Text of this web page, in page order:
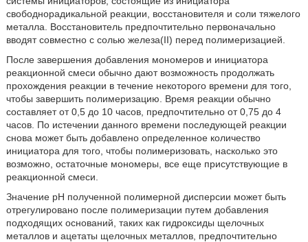
свободнорадикальной реакции, восстановителя и соли тяжелого
металла. Восстановитель предпочтительно первоначально
вводят совместно с солью железа(II) перед полимеризацией.
После завершения добавления мономеров и инициатора
реакционной смеси обычно дают возможность продолжать
прохождения реакции в течение некоторого времени для того,
чтобы завершить полимеризацию. Время реакции обычно
составляет от 0,5 до 10 часов, предпочтительно от 0,75 до 4
часов. По истечении данного времени последующей реакции
снова может быть добавлено определенное количество
инициатора для того, чтобы полимеризовать, насколько это
возможно, остаточные мономеры, все еще присутствующие в
реакционной смеси.
Значение pH полученной полимерной дисперсии может быть
отрегулировано после полимеризации путем добавления
подходящих оснований, таких как гидроксиды щелочных
металлов и ацетаты щелочных металлов, предпочтительно